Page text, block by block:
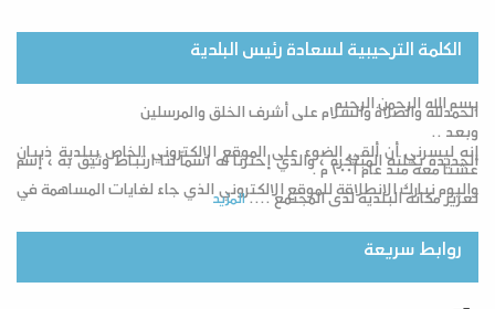
الكلمة الترحيبية لسعادة رئيس البلدية
بسم الله الرحمن الرحيم
الحمدلله والصلاة والسلام على أشرف الخلق والمرسلين
وبعد ..
إنه ليسرني أن ألقي الضوء على الموقع الالكتروني الخاص ببلدية ذيبان
الجديدة بحلته المبتكرة ، والذي إخترنا له اسماً لنا ارتباط وثيق به ، إسم
عشنا معه منذ عام ٢٠٠١ م .
واليوم نبارك الانطلاقة للموقع الالكتروني الذي جاء لغايات المساهمة في
تعزيز مكانة البلدية لدى المجتمع ....المزيد
روابط سريعة